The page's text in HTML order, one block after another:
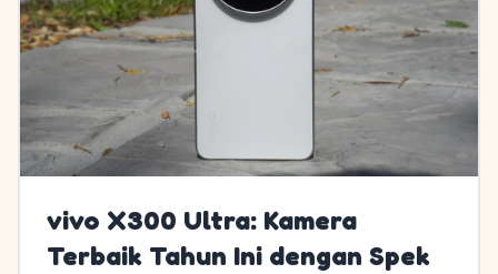
vivo X300 Ultra: Kamera
Terbaik Tahun Ini dengan Spek